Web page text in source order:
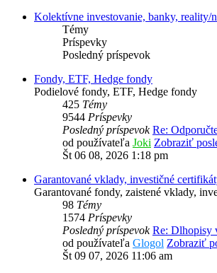
Kolektívne investovanie, banky, reality/
Témy
Príspevky
Posledný príspevok
Fondy, ETF, Hedge fondy
Podielové fondy, ETF, Hedge fondy
425 Témy
9544 Príspevky
Posledný príspevok Re:
od používateľa Joki Zobraziť
Št 06 08, 2026 1:18 pm
Garantované vklady, investičné
Garantované fondy, zaistené vklady,
98 Témy
1574 Príspevky
Posledný príspevok Re: Dlhopisy
od používateľa Glogol Zobraziť
Št 09 07, 2026 11:06 am